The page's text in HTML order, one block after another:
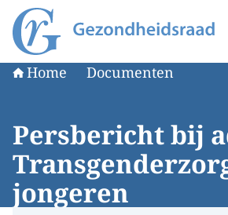
Naar de homepage van
Home Documenten
Persbericht bij
jongeren